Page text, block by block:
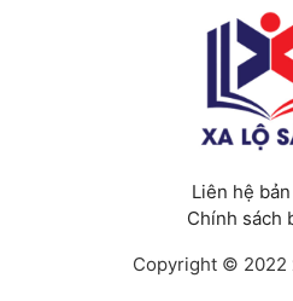
Liên hệ
Chính sách
Copyright © 2022